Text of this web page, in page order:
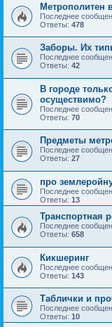
Метрополитен
Последнее
Ответы: 478
Заборы. Их
Последнее
Ответы: 42
В городе
осуществимо?
Последнее
Ответы: 70
Предметы
Последнее
Ответы: 27
про
Последнее
Ответы: 13
Транспортная
Последнее
Ответы: 658
Кикшеринг
Последнее
Ответы: 143
Таблички и
Последнее
Ответы: 10